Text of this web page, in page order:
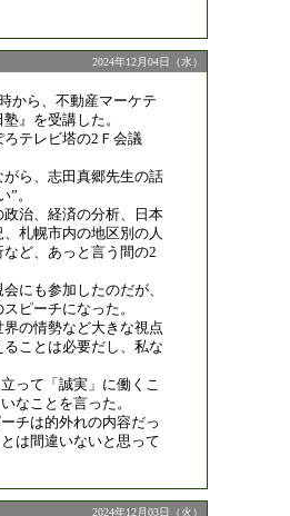
2024年12月04日（水）
から、不動産マーケテ
』を受講した。
テレビ塔の2Ｆ会議
がら、志田真郷先生の話
”。
政治、経済の分析、日本
札幌市内の地区別の人
など、あっと言う間の2
にも参加したのだが、
ピーチになった。
界の情勢など大きな視点
ことは必要だし、私な
って「誠実」に働くこ
なことを言った。
チは的外れの内容だっ
は間違いないと思って
2024年12月03日（火）